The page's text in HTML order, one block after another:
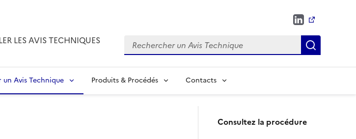
LES AVIS TECHNIQUES Rechercher
un Avis Technique Produits & Procédés Contacts
Consultez la procédure